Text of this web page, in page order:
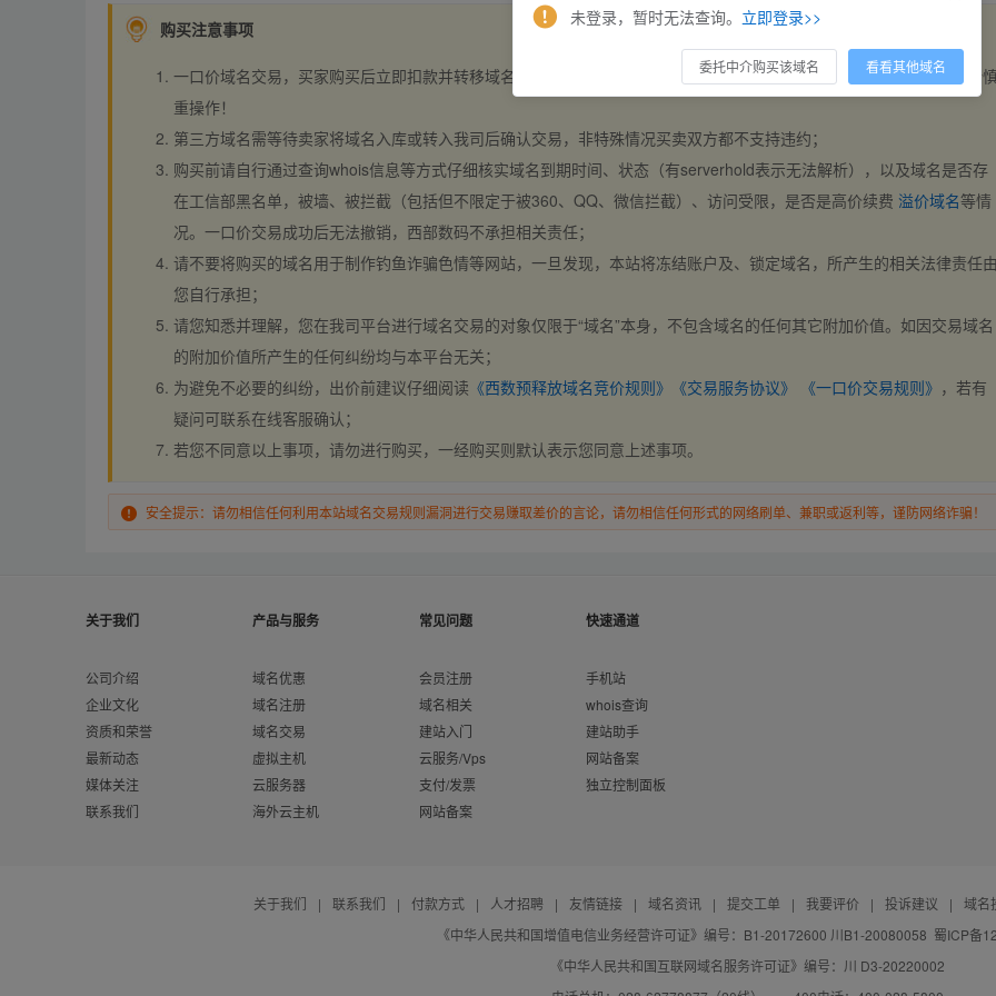
购买注意事项
一口价域名交易，买家购买后立即扣款并转移域名，交易自动完成。买卖双方都不支持违约，一旦出价不支持撤销，请
重操作！
第三方域名需等待卖家将域名入库或转入我司后确认交易，非特殊情况买卖双方都不支持违约；
购买前请自行通过查询whois信息等方式仔细核实域名到期时间、状态（有serverhold表示无法解析），以及域名是否存
在工信部黑名单，被墙、被拦截（包括但不限定于被360、QQ、微信拦截）、访问受限，是否是高价续费 溢价域名等情
况。一口价交易成功后无法撤销，西部数码不承担相关责任；
请不要将购买的域名用于制作钓鱼诈骗色情等网站，一旦发现，本站将冻结账户及、锁定域名，所产生的相关法律责任
您自行承担；
请您知悉并理解，您在我司平台进行域名交易的对象仅限于“域名”本身，不包含域名的任何其它附加价值。如因交易域名
的附加价值所产生的任何纠纷均与本平台无关；
为避免不必要的纠纷，出价前建议仔细阅读 《西数预释放域名竞价规则》 《交易服务协议》 《一口价交易规则》 ，若有
疑问可联系在线客服确认；
若您不同意以上事项，请勿进行购买，一经购买则默认表示您同意上述事项。
安全提示：请勿相信任何利用本站域名交易规则漏洞进行交易赚取差价的言论，请勿相信任何形式的网络刷单、兼职或返利等，谨防网络诈骗！
关于我们
公司介绍
企业文化
资质和荣誉
最新动态
媒体关注
联系我们
产品与服务
域名优惠
域名注册
域名交易
虚拟主机
云服务器
海外云主机
常见问题
会员注册
域名相关
建站入门
云服务/Vps
支付/发票
网站备案
快速通道
手机站
whois查询
建站助手
网站备案
独立控制面板
关于我们 | 联系我们 | 付款方式 | 人才招聘 | 友情链接 | 域名资讯 | 提交工单 | 我要评价 | 投诉建议 |
域名
《中华人民共和国增值电信业务经营许可证》编号：B1-20172600 川B1-20080058 蜀ICP备
《中华人民共和国互联网域名服务许可证》编号：川 D3-20220002
未登录，暂时无法查询。 立即登录>>
委托中介购买该域名 看看其他域名